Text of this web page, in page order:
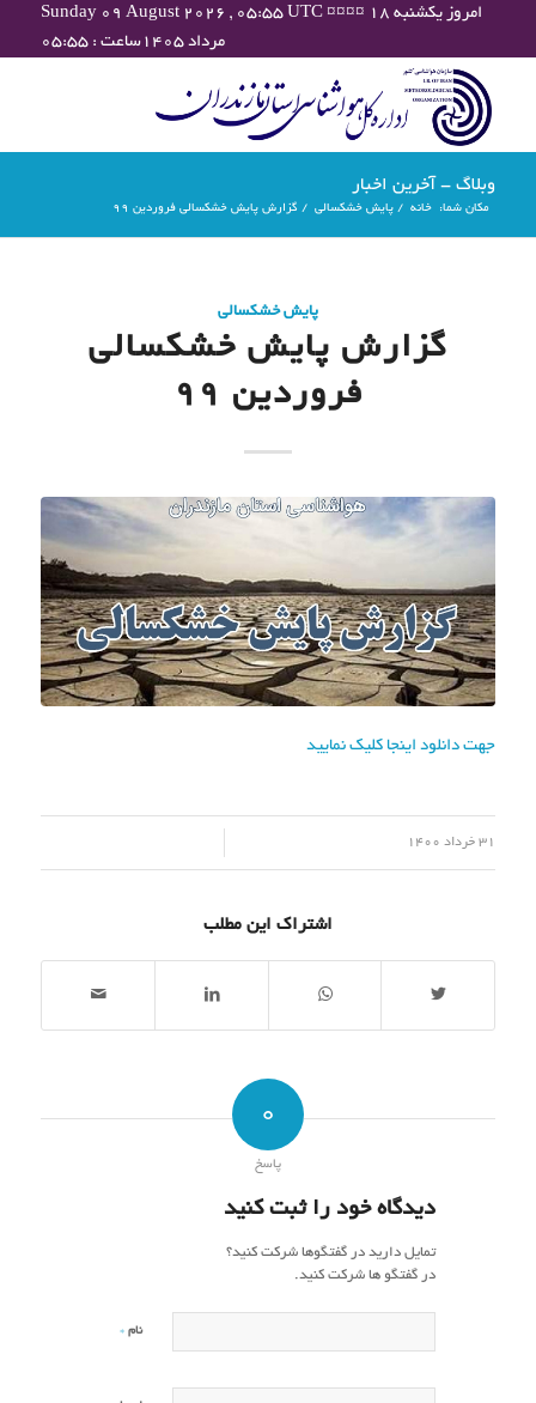
Sunday 09 August 2026 , 05:55 UTC ¤¤¤¤ امروز یکشنبه ۱۸
مرداد ۱۴۰۵ساعت : ۰۵:۵۵
وبلاگ - آخرین اخبار
مکان شما: خانه / پایش خشکسالی / گزارش پایش خشکسالی فروردین 99
پایش خشکسالی
گزارش پایش خشکسالی
فروردین 99
جهت دانلود اینجا کلیک نمایید
31 خرداد 1400
اشتراک این مطلب
0
پاسخ
دیدگاه خود را ثبت کنید
تمایل دارید در گفتگوها شرکت کنید؟
در گفتگو ها شرکت کنید.
نام *